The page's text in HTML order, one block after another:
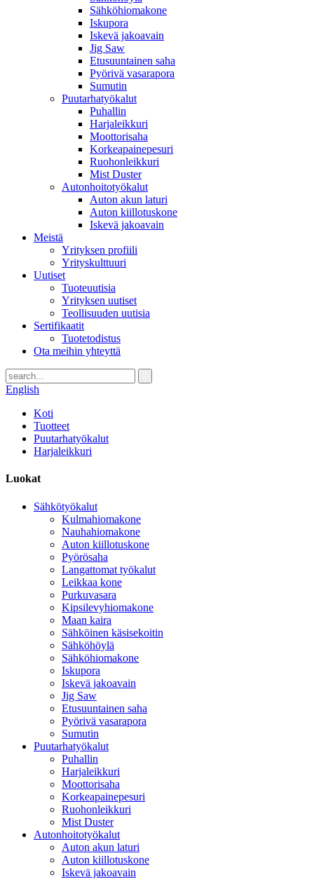
Sähköhiomakone
Iskupora
Iskevä jakoavain
Jig Saw
Etusuuntainen saha
Pyörivä vasarapora
Sumutin
Puutarhatyökalut
Puhallin
Harjaleikkuri
Moottorisaha
Korkeapainepesuri
Ruohonleikkuri
Mist Duster
Autonhoitotyökalut
Auton akun laturi
Auton kiillotuskone
Iskevä jakoavain
Meistä
Yrityksen profiili
Yrityskulttuuri
Uutiset
Tuoteuutisia
Yrityksen uutiset
Teollisuuden uutisia
Sertifikaatit
Tuotetodistus
Ota meihin yhteyttä
English
Koti
Tuotteet
Puutarhatyökalut
Harjaleikkuri
Luokat
Sähkötyökalut
Kulmahiomakone
Nauhahiomakone
Auton kiillotuskone
Pyörösaha
Langattomat työkalut
Leikkaa kone
Purkuvasara
Kipsilevyhiomakone
Maan kaira
Sähköinen käsisekoitin
Sähköhöylä
Sähköhiomakone
Iskupora
Iskevä jakoavain
Jig Saw
Etusuuntainen saha
Pyörivä vasarapora
Sumutin
Puutarhatyökalut
Puhallin
Harjaleikkuri
Moottorisaha
Korkeapainepesuri
Ruohonleikkuri
Mist Duster
Autonhoitotyökalut
Auton akun laturi
Auton kiillotuskone
Iskevä jakoavain